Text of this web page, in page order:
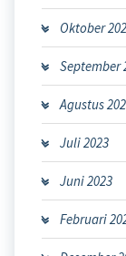
Oktober
September
Agustus
Juli 2023
Juni 2023
Februari